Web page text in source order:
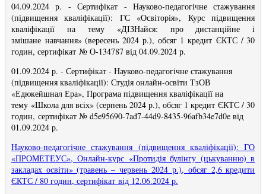
04.09.2024 р. - Сертифікат - Науково-педагогічне стажування
(підвищення кваліфікації): ГС «Освіторія», Курс підвищення
кваліфікації на тему «ДІЗНайся: про дистанційне і
змішане навчання» (вересень 2024 р.), обсяг 1 кредит ЄКТС / 30
годин, сертифікат № О-134787 від 04.09.2024 р.
01.09.2024 р. - Сертифікат - Науково-педагогічне стажування
(підвищення кваліфікації): Студія онлайн-освіти ТзОВ
«Едюкейшнал Ера», Програма підвищення кваліфікації на
тему «Школа для всіх» (серпень 2024 р.), обсяг 1 кредит ЄКТС / 30
годин, сертифікат № d5e95690-7ad7-44d9-8435-96afb34e7d0e від
01.09.2024 р.
Науково-педагогічне стажування (підвищення кваліфікації): ГО
«ПРОМЕТЕУС», Онлайн-курс «Протидія булінгу (цькуванню) в
закладах освіти» (травень – червень 2024 р.), обсяг 2,6 кредити
ЄКТС / 80 годин, сертифікат від 12.06.2024 р.